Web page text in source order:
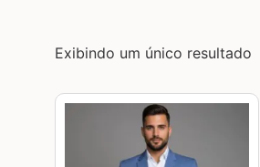
Exibindo um único resultado